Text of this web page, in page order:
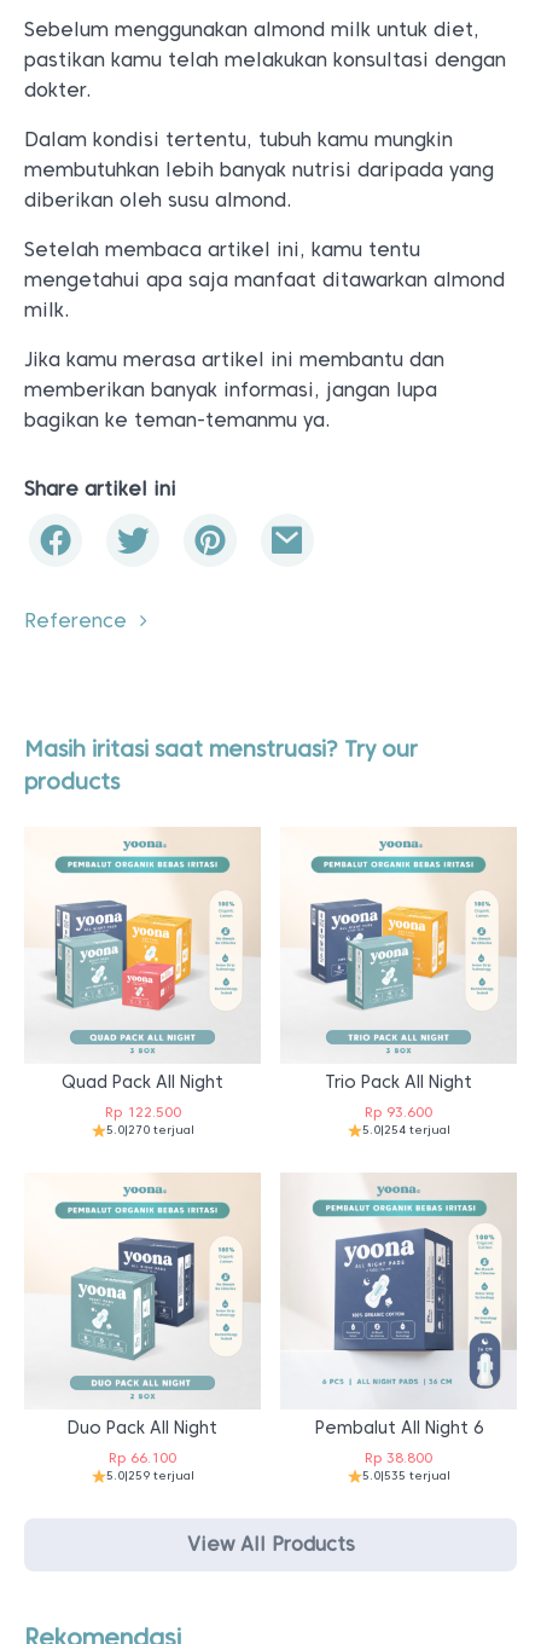
Sebelum menggunakan almond milk untuk diet,
pastikan kamu telah melakukan konsultasi dengan
dokter.
Dalam kondisi tertentu, tubuh kamu mungkin
membutuhkan lebih banyak nutrisi daripada yang
diberikan oleh susu almond.
Setelah membaca artikel ini, kamu tentu
mengetahui apa saja manfaat ditawarkan almond
milk.
Jika kamu merasa artikel ini membantu dan
memberikan banyak informasi, jangan lupa
bagikan ke teman-temanmu ya.
Share artikel ini
Reference
Masih iritasi saat menstruasi? Try our
products
Quad Pack All Night
Rp122.500
5.0|270 terjual
Trio Pack All Night
Rp 93.600
5.0|254 terjual
Duo Pack All Night
Rp 66.100
5.0|259 terjual
Pembalut All Night 6
Rp 38.800
5.0|535 terjual
View All Products
Rekomendasi